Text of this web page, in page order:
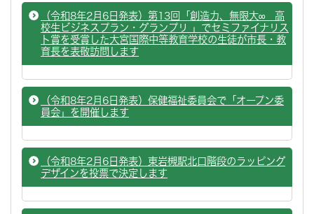
（令和8年2月6日発表）第13回「創造力、無限大∞ 高
校生ビジネスプラン・グランプリ 」でセミファイナリス
ト賞を受賞した大宮国際中等教育学校の生徒が市長・教
育長を表敬訪問します
（令和8年2月6日発表）保健福祉委員会で「オープン委
員会」を開催します
（令和8年2月6日発表）東岩槻駅北口階段のラッピング
デザインを投票で決定します